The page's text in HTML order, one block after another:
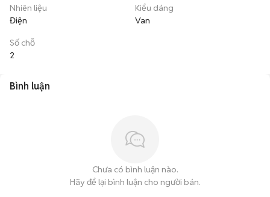
Nhiên liệu
Điện
Kiểu dáng
Van
Số chỗ
2
Bình luận
Chưa có bình luận nào.
Hãy để lại bình luận cho người bán.